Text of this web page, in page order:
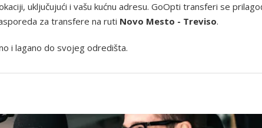
uključujući i vašu kućnu adresu. GoOpti transferi se
za transfere na ruti Novo Mesto - Treviso.
i lagano do svojeg odredišta.